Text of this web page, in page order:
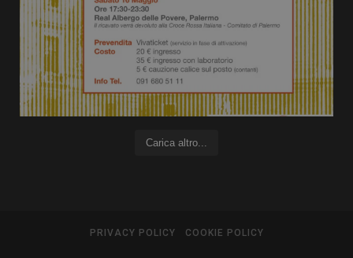
Carica altro...
PRIVACY POLICY COOKIE POLICY